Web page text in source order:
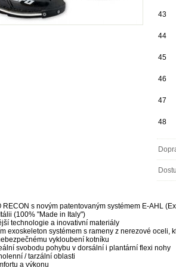
43
44
45
46
47
48
RECON s novým patentovaným systémem E-AHL
(100% "Made in Italy")
technologie a inovativní materiály
exoskeleton systémem s rameny z nerezové
vykloubení kotníku
svobodu pohybu v dorsální i plantární flexi nohy
/ tarzální oblasti
a výkonu